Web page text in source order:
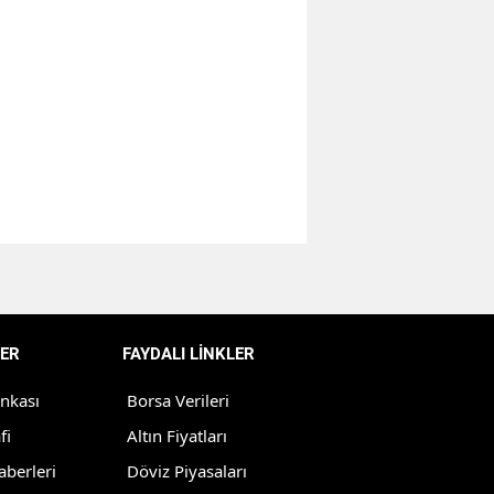
Denizli
Diyarbakır
FAYDALI LİNKLER
Borsa Verileri
Altın Fiyatları
Döviz Piyasaları